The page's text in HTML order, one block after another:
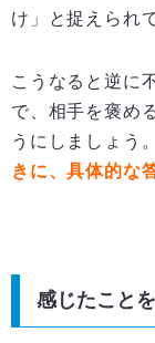
け」と捉えられ
こうなると逆に
で、相手を褒め
うにしましょう。
きに、具体的な
感じたこと